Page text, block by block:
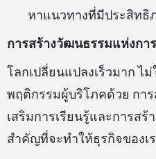
หาแนวทางที่มีประสิทธิ
การสร้างวัฒนธรรมแห่งกา
โลกเปลี่ยนแปลงเร็วมาก ไ
พฤติกรรมผู้บริโภคด้วย กา
เสริมการเรียนรู้และการสร้
สำคัญที่จะทำให้ธุรกิจของเ